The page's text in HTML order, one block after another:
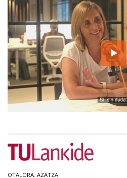
OTALORA. AZATZA.